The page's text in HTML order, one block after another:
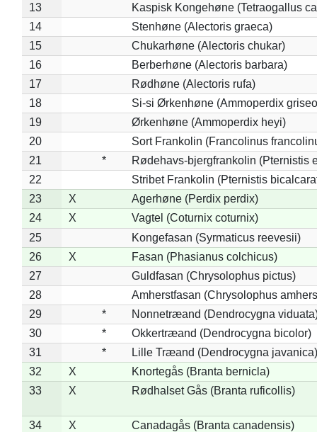
13
Kaspisk Kongehøne (Tetraogallus
14
Stenhøne (Alectoris graeca)
15
Chukarhøne (Alectoris chukar)
16
Berberhøne (Alectoris barbara)
17
Rødhøne (Alectoris rufa)
18
Si-si Ørkenhøne (Ammoperdix
19
Ørkenhøne (Ammoperdix heyi)
20
Sort Frankolin (Francolinus
21
*
Rødehavs-bjergfrankolin (Pternistis
22
Stribet Frankolin (Pternistis
23
X
Agerhøne (Perdix perdix)
24
X
Vagtel (Coturnix coturnix)
25
Kongefasan (Syrmaticus reevesii)
26
X
Fasan (Phasianus colchicus)
27
Guldfasan (Chrysolophus pictus)
28
Amherstfasan (Chrysolophus
29
*
Nonnetræand (Dendrocygna
30
*
Okkertræand (Dendrocygna bicolor)
31
*
Lille Træand (Dendrocygna javanica)
32
X
Knortegås (Branta bernicla)
33
X Rødhalset Gås (Branta ruficollis)
34 X
Canadagås (Branta canadensis)